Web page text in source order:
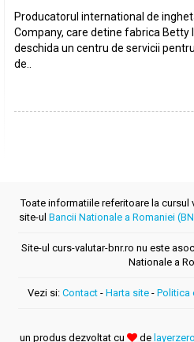
Producatorul international de
Company, care detine fabrica Betty
deschida un centru de servicii
de..
Toate informatiile referitoare la cursul
site-ul Bancii Nationale a Romaniei
Site-ul curs-valutar-bnr.ro nu este
Nationale a
Vezi si: Contact - Harta site - Politica
un produs dezvoltat cu de